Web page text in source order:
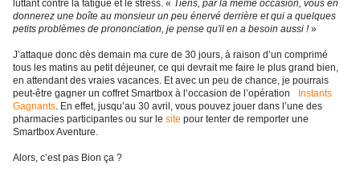
luttant contre la fatigue et le stress. « Tiens, par la même occasion, vous en
donnerez une boîte au monsieur un peu énervé derrière et qui a quelques
petits problèmes de prononciation, je pense qu'il en a besoin aussi !»
J’attaque donc dès demain ma cure de 30 jours, à raison d’un comprimé
tous les matins au petit déjeuner, ce qui devrait me faire le plus grand bien,
en attendant des vraies vacances. Et avec un peu de chance, je pourrais
peut-être gagner un coffret Smartbox à l’occasion de l’opération
Instants
Gagnants. En effet, jusqu’au 30 avril, vous pouvez jouer dans l’une des
pharmacies participantes ou sur le site pour tenter de remporter une
Smartbox Aventure.
Alors, c’est pas Bion ça ?